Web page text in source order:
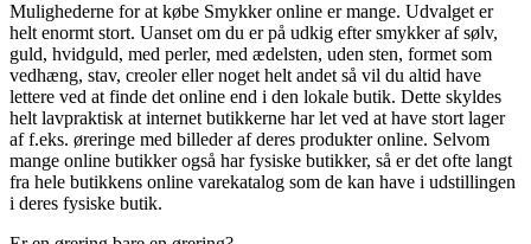
Mulighederne for at købe Smykker online er mange. Udvalget er
helt enormt stort. Uanset om du er på udkig efter smykker af sølv,
guld, hvidguld, med perler, med ædelsten, uden sten, formet som
vedhæng, stav, creoler eller noget helt andet så vil du altid have
lettere ved at finde det online end i den lokale butik. Dette skyldes
helt lavpraktisk at internet butikkerne har let ved at have stort lager
af f.eks. øreringe med billeder af deres produkter online. Selvom
mange online butikker også har fysiske butikker, så er det ofte langt
fra hele butikkens online varekatalog som de kan have i udstillingen
i deres fysiske butik.